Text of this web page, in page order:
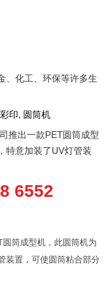
、化工、环保等许多生
印, 圆筒机
推出一款PET圆筒成型
特意加装了UV灯管装
6552
筒成型机，此圆筒机为
装置，可使圆筒粘合部分